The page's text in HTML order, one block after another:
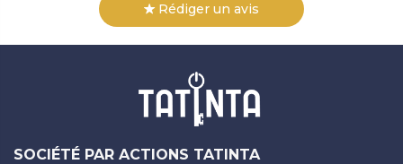
Rédiger un avis
SOCIÉTÉ PAR ACTIONS TATINTA